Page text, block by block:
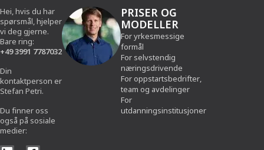
Hei, hvis du har
spørsmål, hjelper
vi deg gjerne.
Bare ring:
+49 3991 7787032
Din
kontaktperson er
Stefan Petri.
Du finner oss
også på sosiale
medier:
PRISER OG
MODELLER
For yrkesmessige
formål
For selvstendig
næringsdrivende
For oppstartsbedrifter,
team og avdelinger
For
utdanningsinstitusjoner